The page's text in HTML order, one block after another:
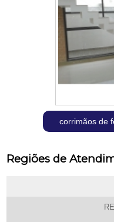
corrimãos de
Regiões de